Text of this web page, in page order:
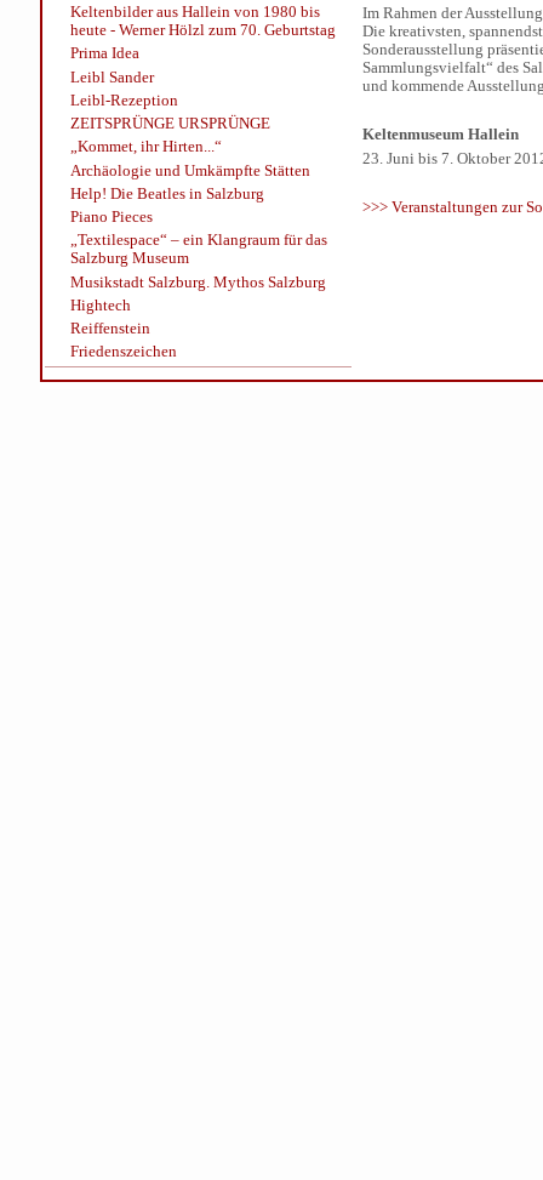
Keltenbilder aus Hallein von 1980 bis
heute - Werner Hölzl zum 70. Geburtstag
Prima Idea
Leibl Sander
Leibl-Rezeption
ZEITSPRÜNGE URSPRÜNGE
„Kommet, ihr Hirten...“
Archäologie und Umkämpfte Stätten
Help! Die Beatles in Salzburg
Piano Pieces
„Textilespace“ – ein Klangraum für das
Salzburg Museum
Musikstadt Salzburg. Mythos Salzburg
Hightech
Reiffenstein
Friedenszeichen
Im Rahmen der
Die kreativsten,
Sonderausstellung
Sammlungsvielfalt“ des
und kommende
Keltenmuseum Hallein
23. Juni bis 7. Oktober
>>> Veranstaltungen zur